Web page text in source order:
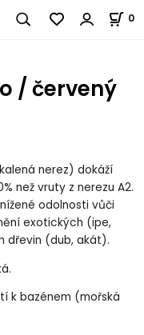
0
/ červený
nerez) dokáží
než vruty z nerezu A2.
odolnosti vůči
exotických (ipe,
dřevin (dub, akát).
k bazénem (mořská